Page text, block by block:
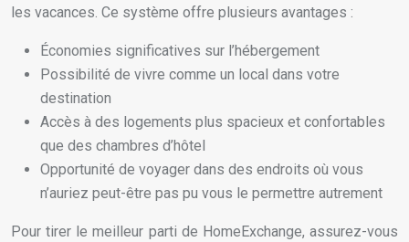
les vacances. Ce système offre plusieurs avantages :
Économies significatives sur l’hébergement
Possibilité de vivre comme un local dans votre
destination
Accès à des logements plus spacieux et confortables
que des chambres d’hôtel
Opportunité de voyager dans des endroits où vous
n’auriez peut-être pas pu vous le permettre autrement
Pour tirer le meilleur parti de HomeExchange, assurez-vous